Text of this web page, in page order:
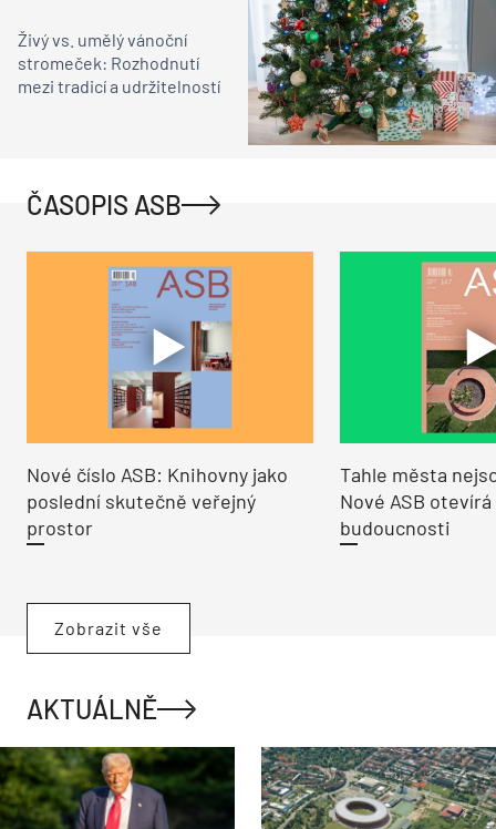
Živý vs. umělý vánoční
stromeček: Rozhodnutí
mezi tradicí a udržitelností
ČASOPIS ASB
Nové číslo ASB: Knihovny jako
poslední skutečně veřejný
prostor
Tahle města
Nové ASB
budoucnosti
Zobrazit vše
AKTUÁLNĚ